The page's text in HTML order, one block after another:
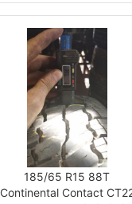
185/65 R15 88T
Continental Contact